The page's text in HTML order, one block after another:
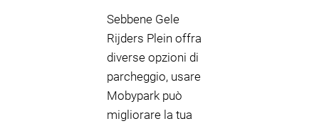
Sebbene Gele
Rijders Plein offra
diverse opzioni di
parcheggio, usare
Mobypark può
migliorare la tua